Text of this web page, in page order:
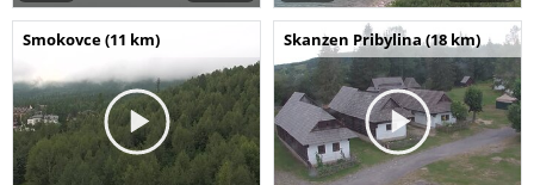
Smokovce (11 km) Skanzen Pribylina (18 km)